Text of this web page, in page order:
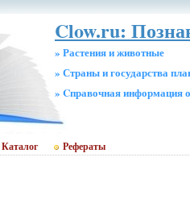
Clow.ru:
» Растения и животные
» Страны и государства
» Cправочная информация
Каталог Рефераты